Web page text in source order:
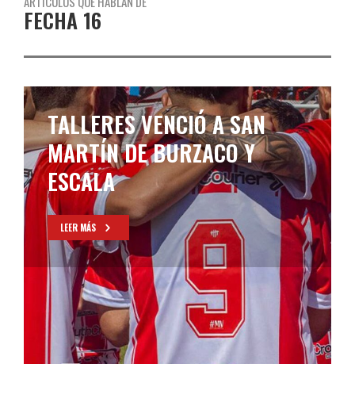
FECHA 16
BROWN DE ADROGUÉ NO
PUDO CON CAMIONEROS
LEER MÁS